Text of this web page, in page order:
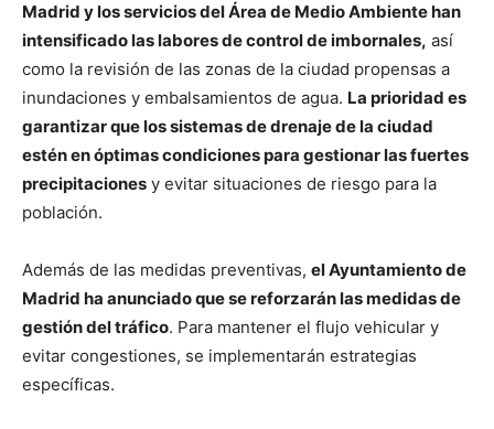
Madrid y los servicios del Área de Medio Ambiente han
intensificado las labores de control de imbornales, así
como la revisión de las zonas de la ciudad propensas a
inundaciones y embalsamientos de agua. La prioridad es
garantizar que los sistemas de drenaje de la ciudad
estén en óptimas condiciones para gestionar las fuertes
precipitaciones y evitar situaciones de riesgo para la
población.
Además de las medidas preventivas, el Ayuntamiento de
Madrid ha anunciado que se reforzarán las medidas de
gestión del tráfico. Para mantener el flujo vehicular y
evitar congestiones, se implementarán estrategias
específicas.